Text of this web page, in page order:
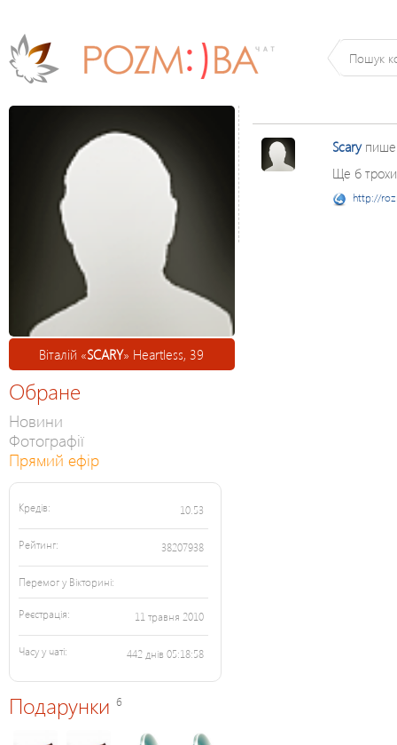
Віталій «SCARY» Heartless, 39
Обране
Новини
Фотографії
Прямий ефір
Кредів: 10.53
Рейтинг: 38207938
Перемог у Вікторині:
Реєстрація: 11 травня 2010
Часу у чаті: 442 днів 05:18:58
Подарунки 6
Scary
Ще б
http://